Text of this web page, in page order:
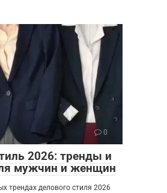
0
2026: тренды и
мужчин и женщин
трендах делового стиля 2026